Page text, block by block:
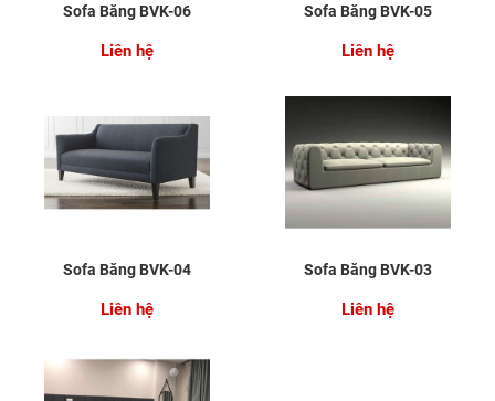
Sofa Băng BVK-06
Liên hệ
Sofa Băng BVK-05
Liên hệ
Sofa Băng BVK-04
Liên hệ
Sofa Băng BVK-03
Liên hệ